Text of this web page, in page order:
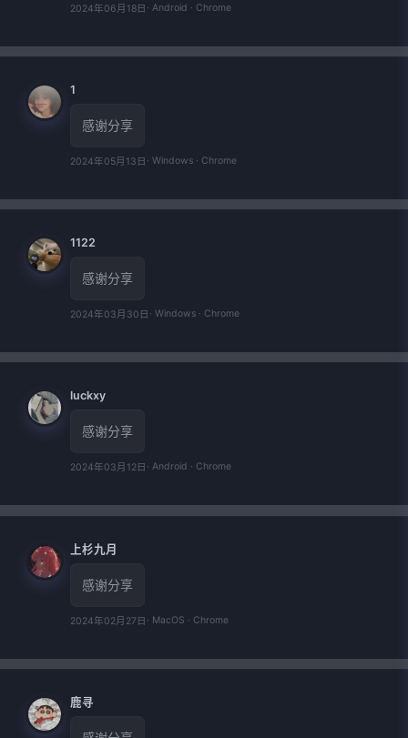
2024年06月18日 · Android · Chrome
1
感谢分享
2024年05月13日 · Windows · Chrome
1122
感谢分享
2024年03月30日 · Windows · Chrome
luckxy
感谢分享
2024年03月12日 · Android · Chrome
上杉九月
感谢分享
2024年02月27日 · MacOS · Chrome
鹿寻